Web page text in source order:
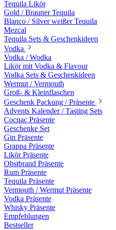
Tequila Likör
Gold / Brauner Tequila
Blanco / Silver weißer Tequila
Mezcal
Tequila Sets & Geschenkideen
Vodka
Vodka / Wodka
Likör mit Vodka & Flavour
Vodka Sets & Geschenkideen
Wermut / Vermouth
Groß- & Kleinflaschen
Geschenk Packung / Präsente
Advents Kalender / Tasting Sets
Cocnac Präsente
Geschenke Set
Gin Präsente
Grappa Präsente
Likör Präsente
Obstbrand Präsente
Rum Präsente
Tequila Präsente
Vermouth / Wermut Präsente
Vodka Präsente
Whisky Präsente
Empfehlungen
Bestseller